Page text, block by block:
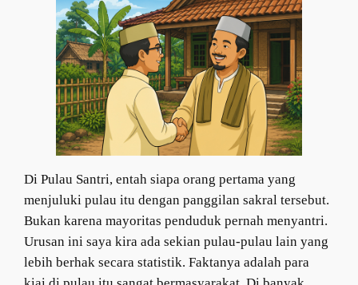
Di Pulau Santri, entah siapa orang pertama yang
menjuluki pulau itu dengan panggilan sakral tersebut.
Bukan karena mayoritas penduduk pernah menyantri.
Urusan ini saya kira ada sekian pulau-pulau lain yang
lebih berhak secara statistik. Faktanya adalah para